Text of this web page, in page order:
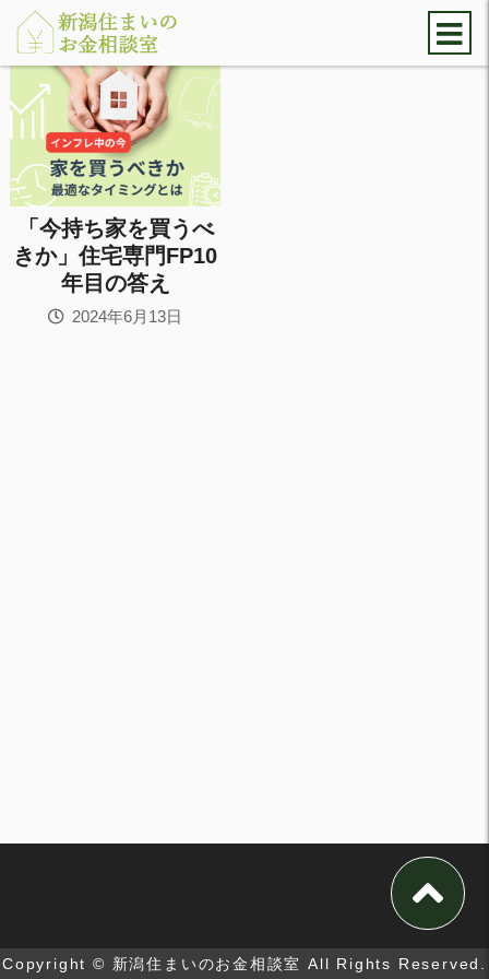
「今持ち家を買うべ
きか」住宅専門FP10
年目の答え
2024年6月13日
Copyright © 新潟住まいのお金相談室 All Rights Reserved.